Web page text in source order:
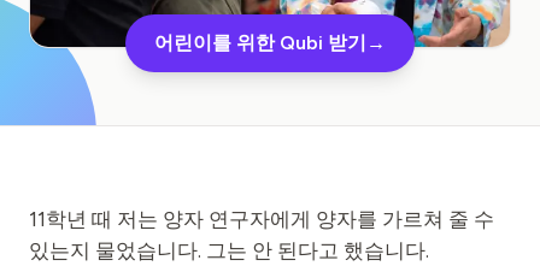
사용자 매뉴얼
양자 컴퓨터
가이드
학습
어린이를 위한 Qubi 받기 →
11학년 때 저는 양자 연구자에게 양자를 가르쳐 줄 수
있는지 물었습니다. 그는 안 된다고 했습니다.